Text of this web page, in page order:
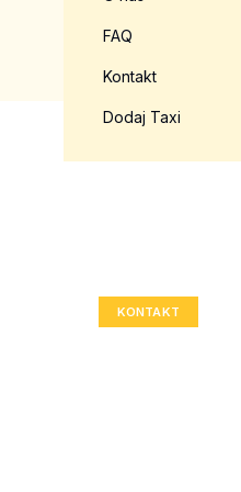
FAQ
Kontakt
Dodaj Taxi
KONTAKT